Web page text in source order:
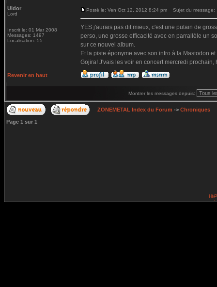
Uldor
Lord
Inscrit le: 01 Mar 2008
Messages: 1497
Localisation: 55
Posté le: Ven Oct 12, 2012 8:24 pm Sujet du message:
YES j'aurais pas dit mieux, c'est une putain de
perso, une grosse efficacité avec en parrallèle un
sur ce nouvel album.
Et la piste éponyme avec son intro à la Mastodon
Gojira! J'vais les voir en concert mercredi
Revenir en haut
Montrer les messages depuis:
ZONEMETAL Index du Forum -> Chroniques
Page 1 sur 1